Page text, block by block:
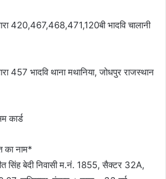
420,467,468,471,120बी भादवि चालानी
भादवि थाना मथानिया, जोधपुर राजस्थान
कार्ड
का नाम*
सिंह बेदी निवासी म.नं. 1855, सैक्टर 32A,